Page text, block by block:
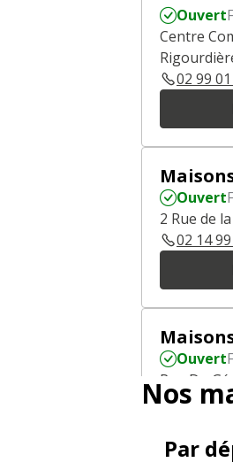
Ouvert
Centre
02 99
Ouvert
2 Rue de
02 14
Ouvert
Rue Du
Saint Malo
Nos
Par